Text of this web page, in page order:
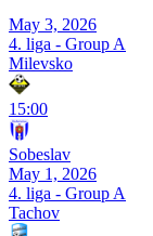
May 3, 2026
4. liga - Group A
Milevsko
15:00
Sobeslav
May 1, 2026
4. liga - Group A
Tachov